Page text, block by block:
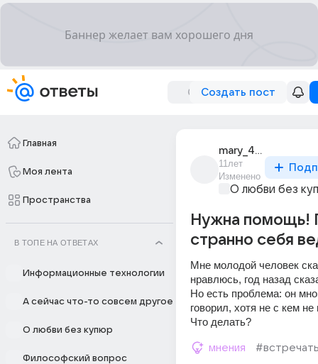
Создать пост
Главная
Моя лента
Пространства
В ТОПЕ НА ОТВЕТАХ
Информационные технологии
А сейчас что-то совсем другое
О любви без купюр
Философский вопрос
mary_4363
11лет
Изменено
О любви без
Нужна помощь!
странно себя
Мне молодой человек
нравлюсь, год назад
Но есть проблема: он
говорил, хотя не с кем не
Что делать?
мнения